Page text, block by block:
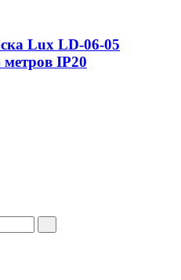
Lux LD-06-05
метров IP20